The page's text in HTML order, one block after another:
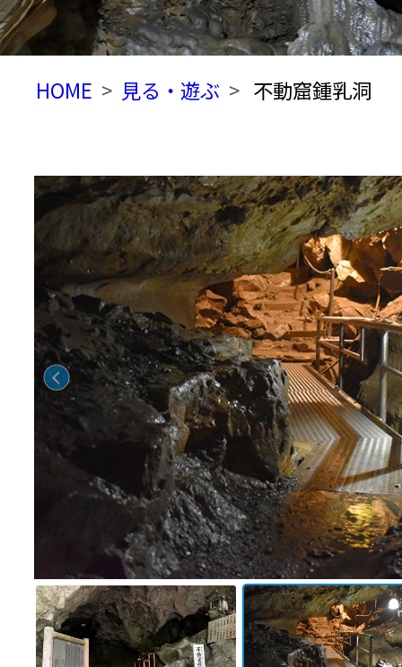
HOME 見る・遊ぶ 不動窟鍾乳洞